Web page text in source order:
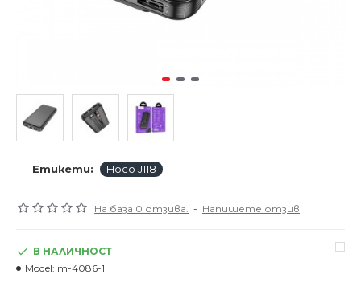
Етикети: Hoco J118
На база 0 отзива. - Напишете отзив
В НАЛИЧНОСТ
Model: m-4086-1